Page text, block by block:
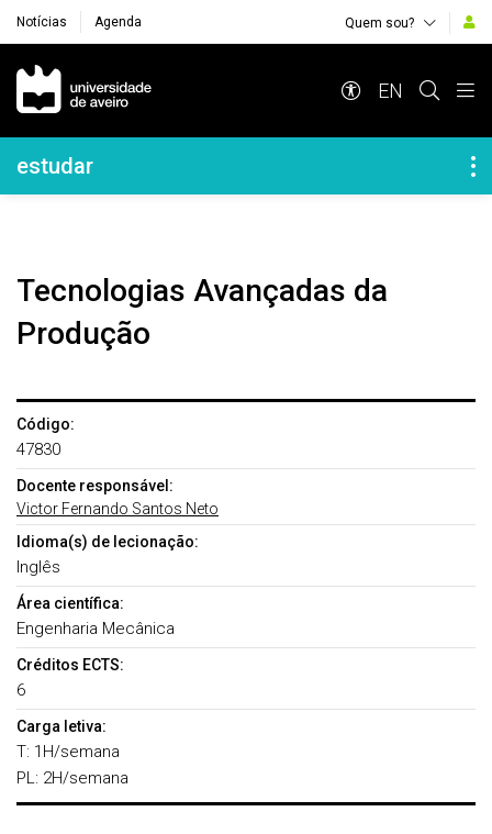
Notícias Agenda Quem sou?
Navegação Principal
EN
Navegação Lateral
estudar
Tecnologias Avançadas da
Produção
Código:
47830
Docente responsável:
Victor Fernando Santos Neto
Idioma(s) de lecionação:
Inglês
Área científica:
Engenharia Mecânica
Créditos ECTS:
6
Carga letiva:
T: 1H/semana
PL: 2H/semana